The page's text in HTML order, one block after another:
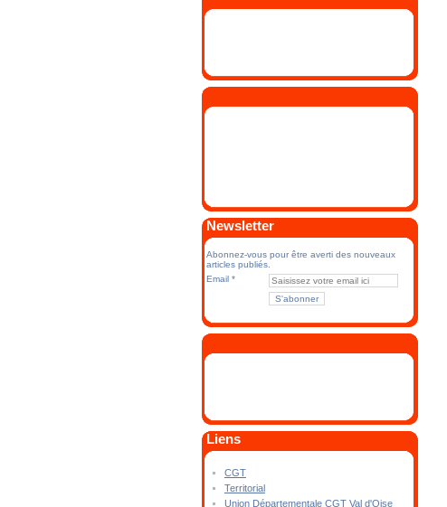
Newsletter
Abonnez-vous pour être averti des nouveaux
articles publiés.
Email
Liens
CGT
Territorial
Union Départementale CGT Val d'Oise